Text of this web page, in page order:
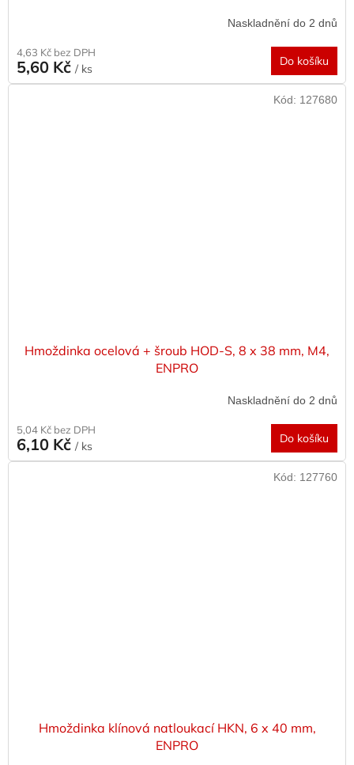
Naskladnění do 2 dnů
4,63 Kč bez DPH
5,60 Kč / ks
Do košíku
Hmoždinka ocelová + šroub HOD-S, 8 x 38 mm, M4,
ENPRO
Naskladnění do 2 dnů
5,04 Kč bez DPH
6,10 Kč / ks
Do košíku
Kód: 127680
Hmoždinka klínová natloukací HKN, 6 x 40 mm,
ENPRO
Kód: 127760